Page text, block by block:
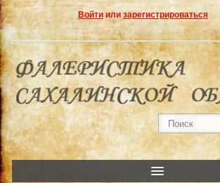
Войтиили зарегистрироваться